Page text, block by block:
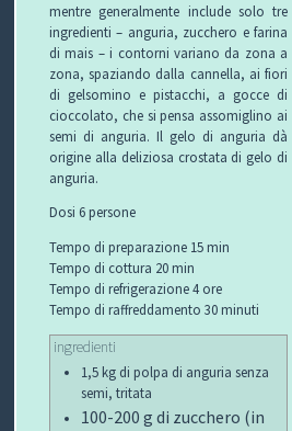
mentre generalmente include solo tre
ingredienti – anguria, zucchero e farina
di mais – i contorni variano da zona a
zona, spaziando dalla cannella, ai fiori
di gelsomino e pistacchi, a gocce di
cioccolato, che si pensa assomiglino ai
semi di anguria. Il gelo di anguria dà
origine alla deliziosa crostata di gelo di
anguria.
Dosi 6 persone
Tempo di preparazione 15 min
Tempo di cottura 20 min
Tempo di refrigerazione 4 ore
Tempo di raffreddamento 30 minuti
ingredienti
1,5 kg di polpa di anguria senza
semi, tritata
100-200 g di zucchero (in